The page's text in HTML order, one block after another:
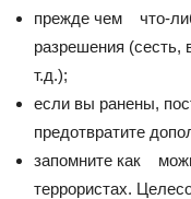
прежде чем что-
разрешения (сесть,
т.д.);
если вы ранены,
предотвратите
запомните как
террористах.